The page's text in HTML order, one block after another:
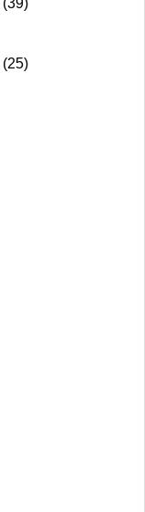
(39)
(25)